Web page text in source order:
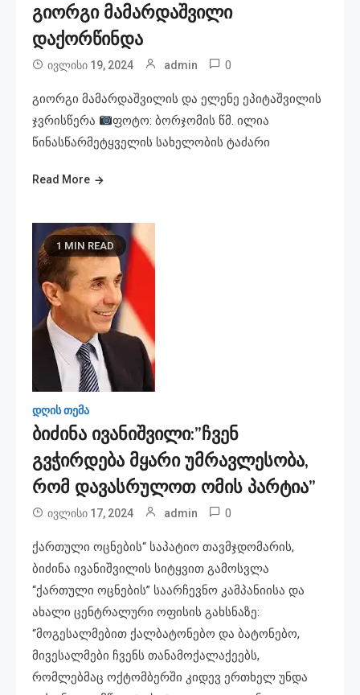
გიორგი მამარდაშვილი
დაქორწინდა
ივლისი 19, 2024 admin 0
გიორგი მამარდაშვილის და ელენე ეპიტაშვილის
ჯვრისწერა
ფოტო: ბორჯომის წმ. ილია
წინასწარმეტყველის სახელობის ტაძარი
Read More
1 MIN READ
დღის თემა
ბიძინა ივანიშვილი:”ჩვენ
გვჭირდება მყარი უმრავლესობა,
რომ დავასრულოთ ომის პარტია”
ივლისი 17, 2024 admin 0
ქართული ოცნების“ საპატიო თავმჯდომარის,
ბიძინა ივანიშვილის სიტყვით გამოსვლა
“ქართული ოცნების” საარჩევნო კამპანიისა და
ახალი ცენტრალური ოფისის გახსნაზე:
“მოგესალმებით ქალბატონებო და ბატონებო,
მივესალმები ჩვენს თანამოქალაქეებს,
რომლებმაც ოქტომბერში კიდევ ერთხელ უნდა